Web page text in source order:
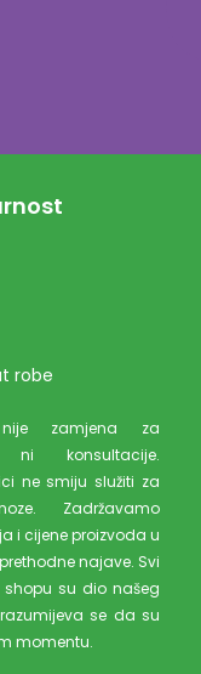
robe
nije zamjena za
ni konsultacije.
ne smiju služiti za
Zadržavamo
i cijene proizvoda u
najave. Svi
su dio našeg
se da su
momentu.